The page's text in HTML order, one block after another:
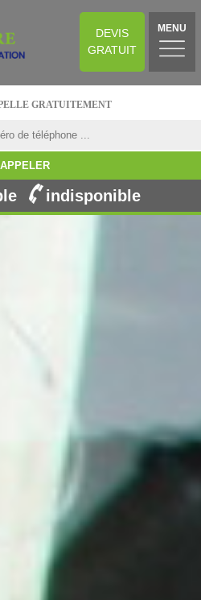
DEVIS
GRATUIT
MENU
GRATUITEMENT
indisponible